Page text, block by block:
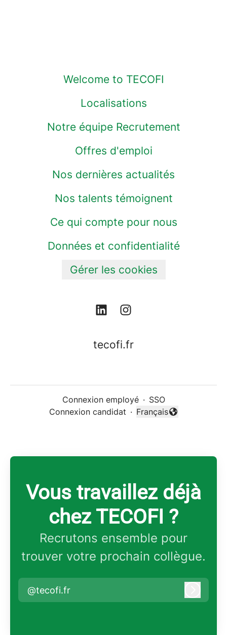
Welcome to TECOFI
Localisations
Notre équipe Recrutement
Offres d'emploi
Nos dernières actualités
Nos talents témoignent
Ce qui compte pour nous
Données et confidentialité
Gérer les cookies
tecofi.fr
Connexion employé · SSO
Connexion candidat ·
Changer la langue
Français
Vous travaillez déjà
chez TECOFI ?
Recrutons ensemble pour
trouver votre prochain collègue.
@tecofi.fr